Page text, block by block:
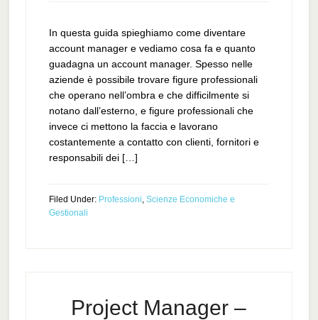
In questa guida spieghiamo come diventare
account manager e vediamo cosa fa e quanto
guadagna un account manager. Spesso nelle
aziende è possibile trovare figure professionali
che operano nell’ombra e che difficilmente si
notano dall’esterno, e figure professionali che
invece ci mettono la faccia e lavorano
costantemente a contatto con clienti, fornitori e
responsabili dei […]
Filed Under: Professioni, Scienze Economiche e
Gestionali
Project Manager –